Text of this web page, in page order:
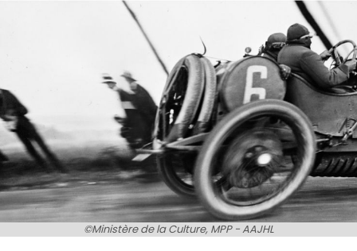
©Ministère de la Culture, MPP - AAJHL